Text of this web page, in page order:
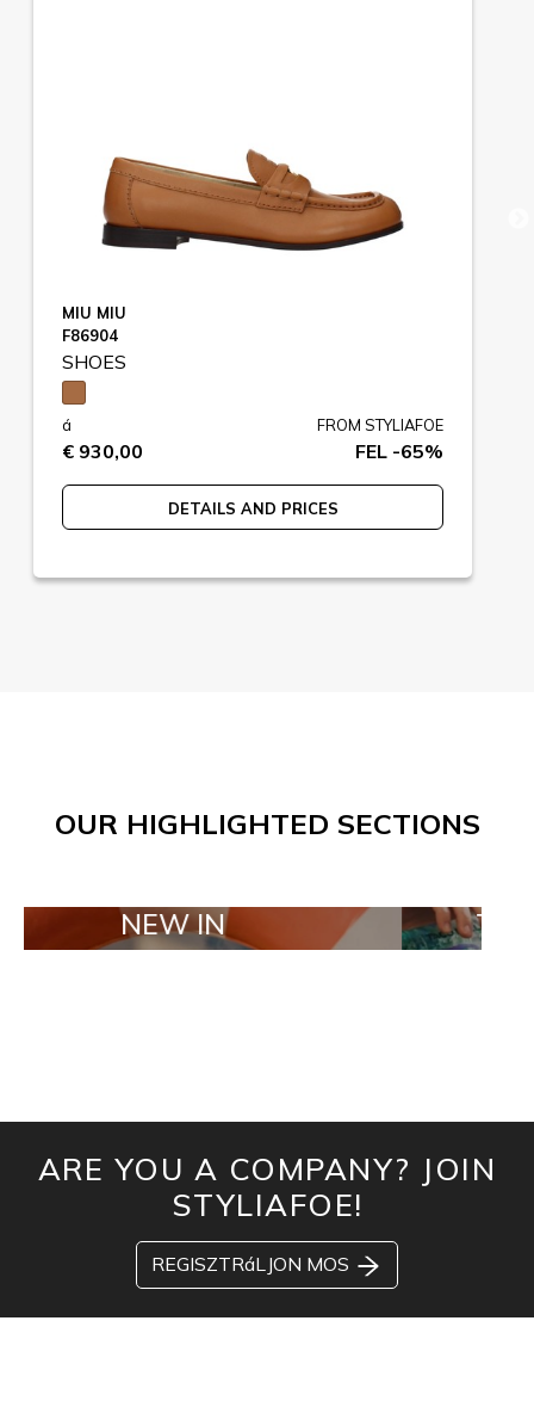
MIU MIU
F86904
SHOES
á
€ 930,00
FROM STYLIAFOE
FEL -65%
DETAILS AND PRICES
OUR HIGHLIGHTED SECTIONS
IN TAILOR
ARE YOU A COMPANY? JOIN
STYLIAFOE!
REGISZTRáLJON MOS